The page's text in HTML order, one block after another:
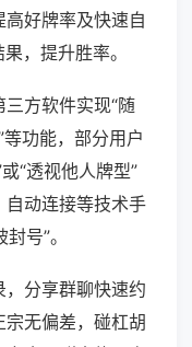
好牌率及快速自
，提升胜率。
方软件实现“随
等功能，部分用户
“透视他人牌型”
自动连接等技术手
号”。
分享群聊快速约
无偏差，碰杠胡